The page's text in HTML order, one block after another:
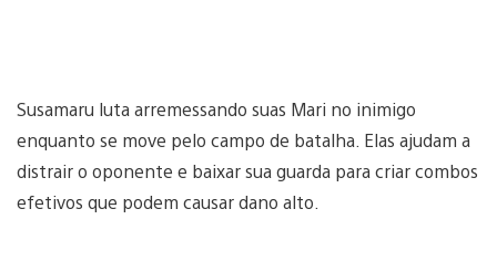
Susamaru luta arremessando suas Mari no inimigo
enquanto se move pelo campo de batalha. Elas ajudam a
distrair o oponente e baixar sua guarda para criar combos
efetivos que podem causar dano alto.